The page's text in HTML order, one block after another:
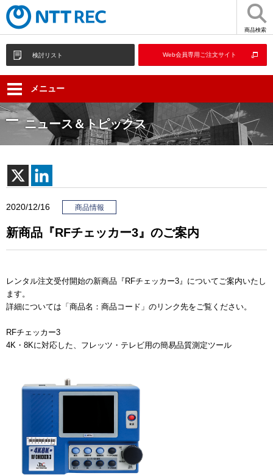
商品検索
検討リスト Web会員専用ご注文サイト
メニュー
ニュース＆トピックス
2020/12/16 商品情報
新商品『RFチェッカー3』のご案内
レンタル注文受付開始の新商品『RFチェッカー3』についてご案内いたし
ます。
詳細については「商品名：商品コード」のリンク先をご覧ください。
RFチェッカー3
4K・8Kに対応した、フレッツ・テレビ用の簡易品質測定ツール